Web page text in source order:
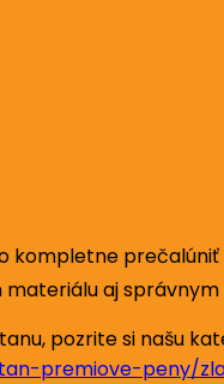
kompletne
aj správnym
pozrite si našu
premiove-peny/